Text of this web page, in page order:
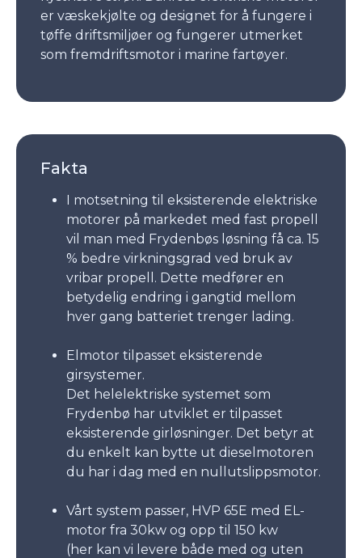
er væskekjølte og designet for å fungere i
tøffe driftsmiljøer og fungerer utmerket
som fremdriftsmotor i marine fartøyer.
Fakta
I motsetning til eksisterende elektriske
motorer på markedet med fast propell
vil man med Frydenbøs løsning få ca. 15
% bedre virkningsgrad ved bruk av
vribar propell. Dette medfører en
betydelig endring i gangtid mellom
hver gang batteriet trenger lading.
Elmotor tilpasset eksisterende
girsystemer.
Det helelektriske systemet som
Frydenbø har utviklet er tilpasset
eksisterende girløsninger. Det betyr at
du enkelt kan bytte ut dieselmotoren
du har i dag med en nullutslippsmotor.
Vårt system passer, HVP 65E med EL-
motor fra 30kw og opp til 150 kw
(her kan vi levere både med og uten